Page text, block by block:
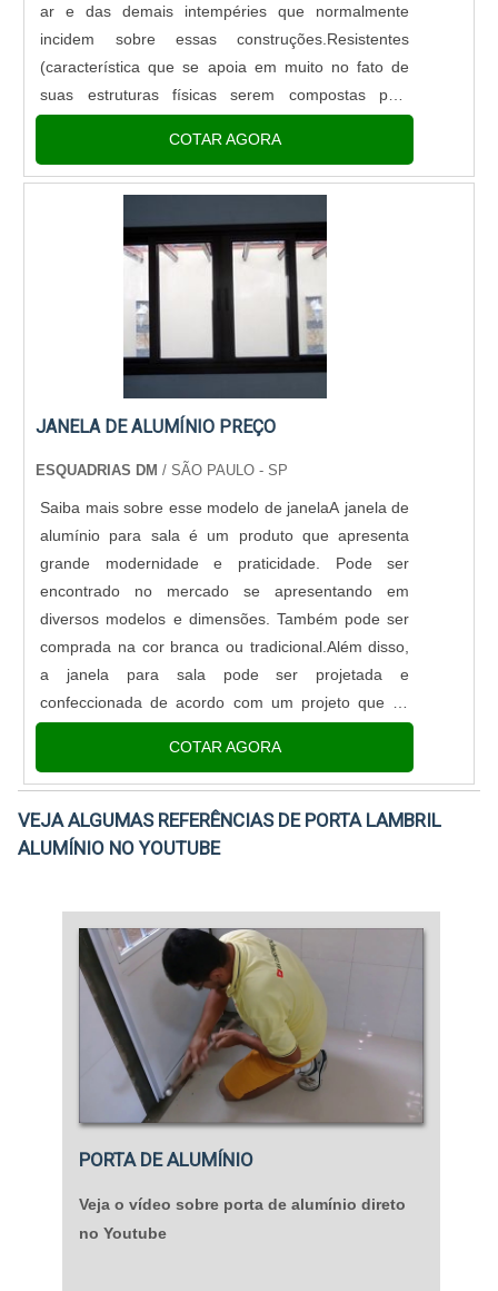
ar e das demais intempéries que normalmente
incidem sobre essas construções.Resistentes
(característica que se apoia em muito no fato de
suas estruturas físicas serem compostas pelo
função de otimiza....
COTAR AGORA
JANELA DE ALUMÍNIO PREÇO
ESQUADRIAS DM / SÃO PAULO - SP
Saiba mais sobre esse modelo de janelaA janela de
alumínio para sala é um produto que apresenta
grande modernidade e praticidade. Pode ser
encontrado no mercado se apresentando em
diversos modelos e dimensões. Também pode ser
comprada na cor branca ou tradicional.Além disso,
a janela para sala pode ser projetada e
confeccionada de acordo com um projeto que foi
apresentado pelo cliente, em que deve estar
constando as especificações técnicas.A j....
COTAR AGORA
VEJA ALGUMAS REFERÊNCIAS DE PORTA LAMBRIL
ALUMÍNIO NO YOUTUBE
PORTA DE ALUMÍNIO
Veja o vídeo sobre porta de alumínio direto
no Youtube